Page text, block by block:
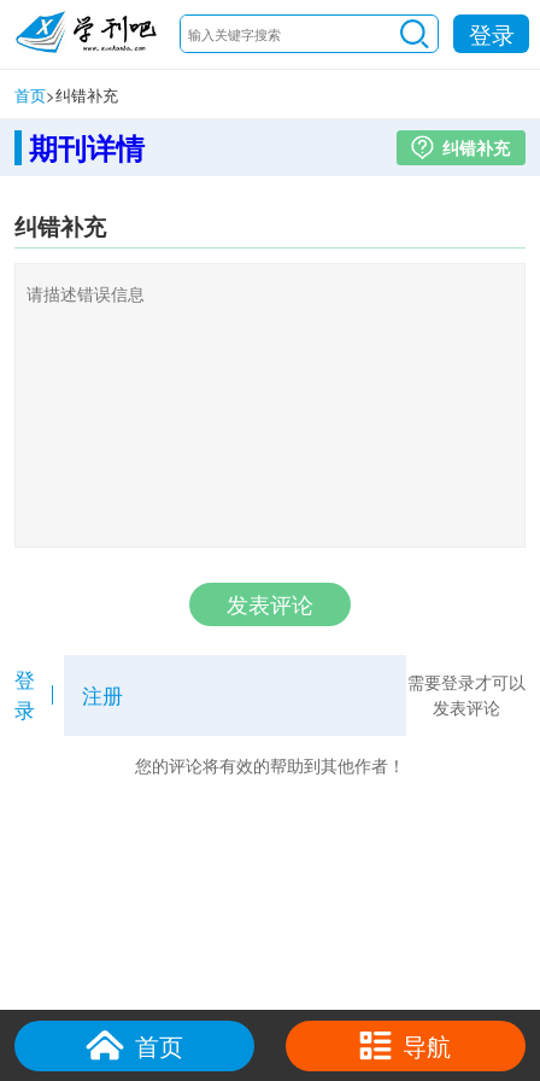
登录
首页>纠错补充
期刊详情 纠错补充
纠错补充
发表评论
登
录
注册
需要登录才可以
发表评论
您的评论将有效的帮助到其他作者！
首页 导航